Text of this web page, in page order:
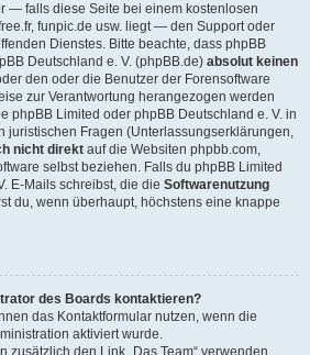
— falls diese Seite bei einem kostenlosen
funpic.de usw. liegt — den Support oder
Dienstes. Bitte beachte, dass phpBB
Deutschland e. V. (phpBB.de) absolut keinen
den oder die Benutzer der Forensoftware
zur Verantwortung herangezogen werden
phpBB Limited oder phpBB Deutschland e. V. in
juristischen Fragen (Unterlassungserklärungen,
nicht direkt auf die Websiten phpbb.com,
selbst beziehen. Falls du phpBB Limited
E-Mails schreibst, die die Softwarenutzung
du, wenn überhaupt, höchstens eine knappe
des Boards kontaktieren?
das Kontaktformular nutzen, wenn die
aktiviert wurde.
zusätzlich den Link „Das Team“ verwenden.